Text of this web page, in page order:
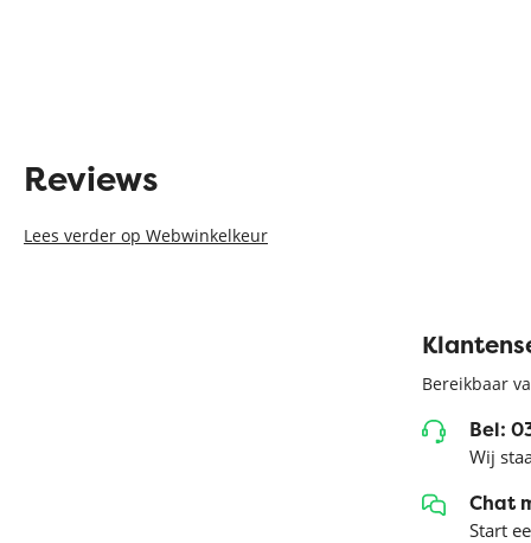
Reviews
Lees verder op Webwinkelkeur
Bereikbaar
Bel:
Wij
Chat
Start